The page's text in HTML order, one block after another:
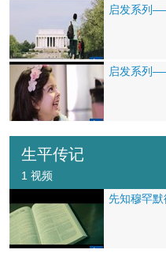
启发系列
启发系列
生平传记
1 视频
先知穆罕